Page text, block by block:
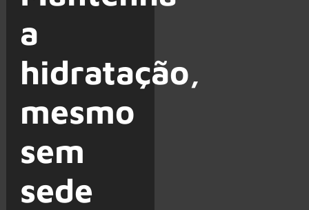
a
hidratação,
mesmo
sem
sede